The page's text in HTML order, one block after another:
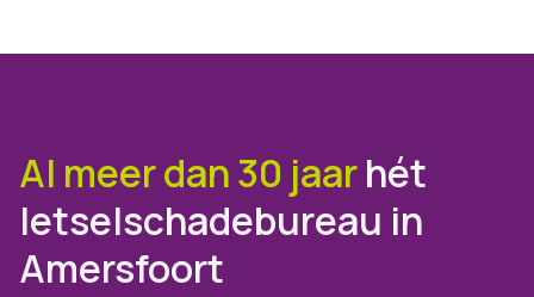
Al meer dan 30 jaarhét
letselschadebureau in
Amersfoort